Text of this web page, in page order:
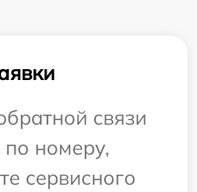
связи
номеру,
сервисного